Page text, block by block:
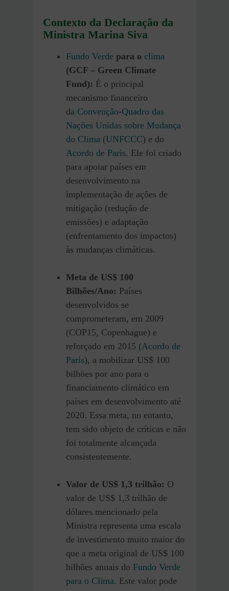
Contexto da Declaração da
Ministra Marina Siva
Fundo Verde para o clima
(GCF – Green Climate
Fund): É o principal
mecanismo financeiro
da Convenção-Quadro das
Nações Unidas sobre Mudança
do Clima (UNFCCC) e do
Acordo de Paris. Ele foi criado
para apoiar países em
desenvolvimento na
implementação de ações de
mitigação (redução de
emissões) e adaptação
(enfrentamento dos impactos)
às mudanças climáticas.
Meta de US$ 100
Bilhões/Ano: Países
desenvolvidos se
comprometeram, em 2009
(COP15, Copenhague) e
reforçado em 2015 (Acordo de
Paris), a mobilizar US$ 100
bilhões por ano para o
financiamento climático em
países em desenvolvimento até
2020. Essa meta, no entanto,
tem sido objeto de críticas e não
foi totalmente alcançada
consistentemente.
Valor de US$ 1,3 trilhão: O
valor de US$ 1,3 trilhão de
dólares mencionado pela
Ministra representa uma escala
de investimento muito maior do
que a meta original de US$ 100
bilhões anuais do Fundo Verde
para o Clima. Este valor pode